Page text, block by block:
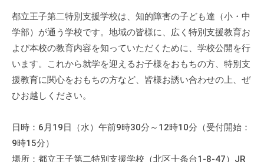
北
と
ぴ
あ
1
1
で
す
。
都立王子第二特別支援学校は、知的障害の子ども達（小・中
学部）が通う学校です。地域の皆様に、広く特別支援教育お
よび本校の教育内容を知っていただくために、学校公開を行
います。これから就学を迎えるお子様をおもちの方、特別支
援教育に関心をおもちの方など、皆様お誘い合わせの上、ぜ
ひお越しください。
日時：6月19日（水）午前9時30分～12時10分（受付開始：
9時15分）
場所：都立王子第二特別支援学校（北区十条台1-8-47）JR